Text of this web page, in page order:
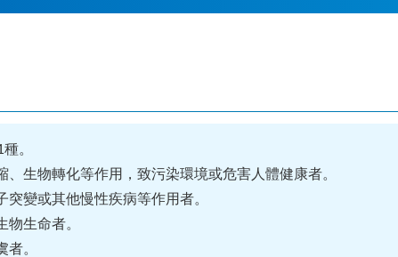
。
生物轉化等作用，致污染環境或危害人體健康者。
變或其他慢性疾病等作用者。
生命者。
。